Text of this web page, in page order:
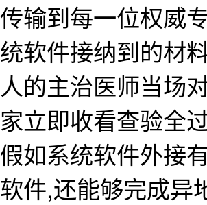
传输到每一位权威
统软件接纳到的材
人的主治医师当场
家立即收看查验全
假如系统软件外接
软件,还能够完成异